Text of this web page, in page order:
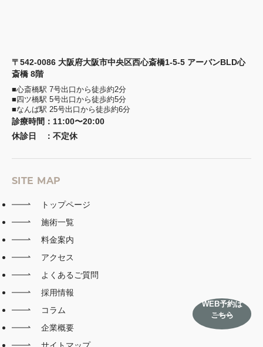
〒542-0086 大阪府大阪市中央区西心斎橋1-5-5 アーバンBLD心
斎橋 8階
■心斎橋駅 7号出口から徒歩約2分
■四ツ橋駅 5号出口から徒歩約5分
■なんば駅 25号出口から徒歩約6分
診療時間 ： 11:00〜20:00
休診日
： 不定休
SITE MAP
トップページ
施術一覧
料金案内
アクセス
よくあるご質問
採用情報
コラム
企業概要
WEB予約は
こちら